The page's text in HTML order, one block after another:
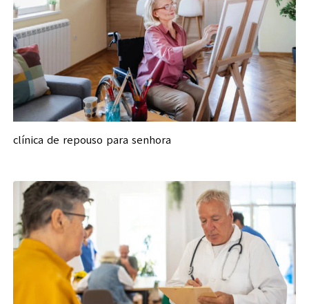
clínica de repouso para senhora